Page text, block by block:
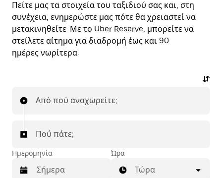
Πείτε μας τα στοιχεία του ταξιδιού σας και, στη
συνέχεια, ενημερώστε μας πότε θα χρειαστεί να
μετακινηθείτε. Με το Uber Reserve, μπορείτε να
στείλετε αίτημα για διαδρομή έως και 90
ημέρες νωρίτερα.
Από πού αναχωρείτε;
Πού πάτε;
Ημερομηνία Ώρα
Τώρα